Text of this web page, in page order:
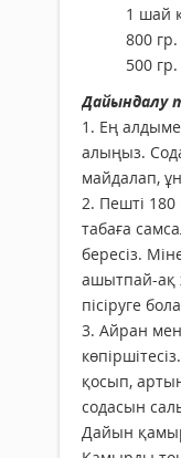
1 шай
800 гр.
500
Дайындалу
1. Ең
алыңыз.
майдалап,
2. Пешті
табаға
бересіз.
ашытпай-ақ
пісіруге
3. Айран
қосып,
содасын
Дайын